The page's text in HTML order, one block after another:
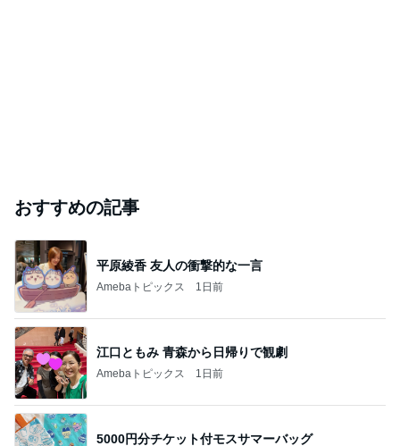
おすすめの記事
平原綾香 友人の衝撃的な一言
Amebaトピックス 1日前
江口ともみ 青森から日帰りで観劇
Amebaトピックス 1日前
5000円分チケット付モスサマーバッグ